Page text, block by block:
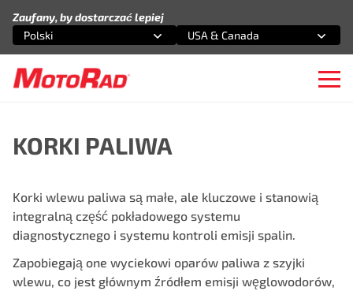
Zaufany, by dostarczać lepiej
Wybierz opcję
Polski
Wybierz opcję
USA & Canada
KORKI PALIWA
Korki wlewu paliwa są małe, ale kluczowe i stanowią
integralną część pokładowego systemu
diagnostycznego i systemu kontroli emisji spalin.
Zapobiegają one wyciekowi oparów paliwa z szyjki
wlewu, co jest głównym źródłem emisji węglowodorów,